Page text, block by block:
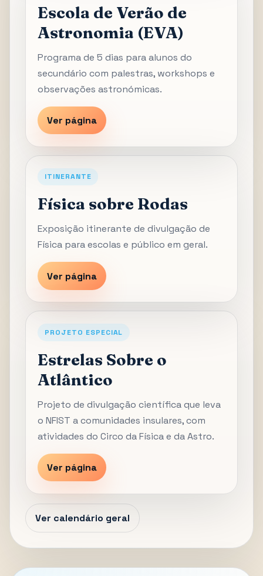
Escola de Verão de
Astronomia (EVA)
Programa de 5 dias para alunos do
secundário com palestras, workshops e
observações astronómicas.
Ver página
ITINERANTE
Física sobre Rodas
Exposição itinerante de divulgação de
Física para escolas e público em geral.
Ver página
PROJETO ESPECIAL
Estrelas Sobre o
Atlântico
Projeto de divulgação científica que leva
o NFIST a comunidades insulares, com
atividades do Circo da Física e da Astro.
Ver página
Ver calendário geral